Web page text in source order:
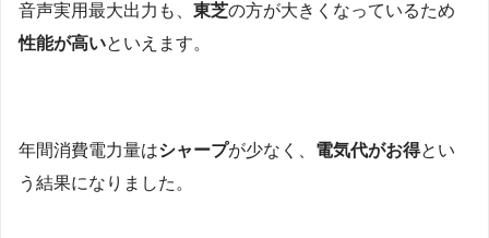
音声実用最大出力も、 東芝の方が大きくなっているため
性能が高いといえます。
年間消費電力量はシャープが少なく、 電気代がお得とい
う結果になりました。